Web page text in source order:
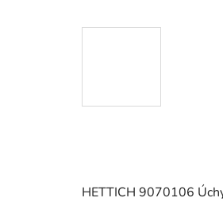
HETTICH 9070106